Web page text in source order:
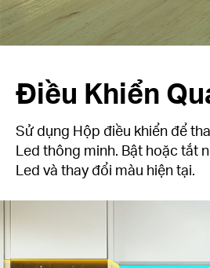
Điều Khiển
Sử dụng Hộp điều khiển để
Led thông minh. Bật hoặc tắt
Led và thay đổi màu hiện tại.